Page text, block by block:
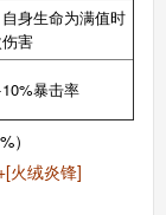
身生命为满值时
害
暴击率
）
火绒炎锋]